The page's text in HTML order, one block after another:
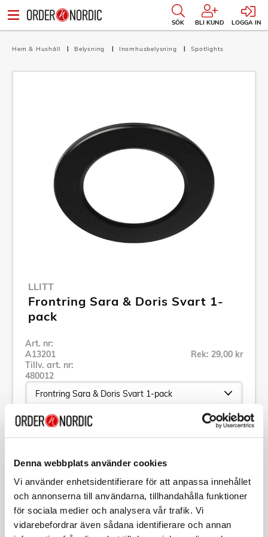
Denna webbplats använder cookies
Vi använder enhetsidentifierare för att anpassa innehållet
och annonserna till användarna, tillhandahålla funktioner
för sociala medier och analysera vår trafik. Vi
vidarebefordrar även sådana identifierare och annan
SÖK BLI KUND LOGGA IN
Hem & Hushåll Belysning Inomhusbelysning Spotlights
LLITT
Frontring Sara & Doris Svart 1-
pack
Art. nr:
A13201
Tillv. art. nr:
480012
Rek: 29,00 kr
Se alla produkter inom Llitt
Beskrivning